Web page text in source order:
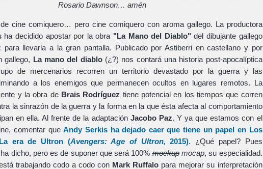
Rosario Dawnson… amén
cine comiquero… pero cine comiquero con aroma gallego. La productora
ha decidido apostar por la obra "La Mano del Diablo" del dibujante gallego
para llevarla a la gran pantalla. Publicado por Astiberri en castellano y por
gallego, La mano del diablo(¿?) nos contará una historia post-apocalíptica
de mercenarios recorren un territorio devastado por la guerra y las
a los enemigos que permanecen ocultos en lugares remotos. La
y la obra de Brais Rodríguez tiene potencial en los tiempos que corren
la sinrazón de la guerra y la forma en la que ésta afecta al comportamiento
en ella. Al frente de la adaptación Jacobo Paz. Y ya que estamos con el
comentar queAndy Serkisha dejado caer que tiene un papel en Los
era de Ultron (Avengers: Age of Ultron,2015). ¿Qué papel? Pues
dicho, pero es de suponer que será 100%mockup mocap, su especialidad.
trabajando codo a codo con Mark Ruffalo para mejorar su interpretación